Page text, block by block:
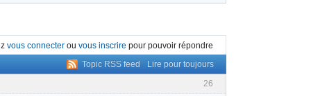
vous connecter ou vous inscrire pour pouvoir répondre
Topic RSS feed
Lire pour toujours
26